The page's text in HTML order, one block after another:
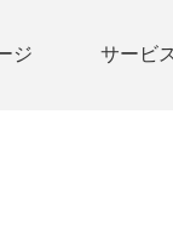
ジ サービ